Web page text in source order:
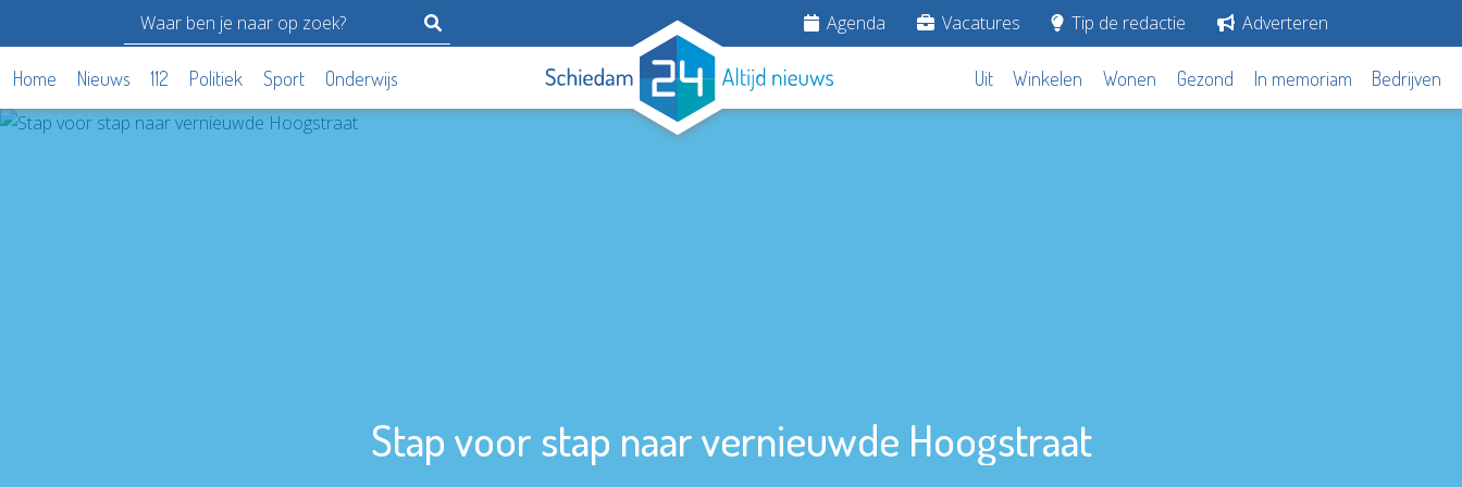
Agenda Vacatures Tip de redactie Adverteren
Home Nieuws 112 Politiek Sport Onderwijs Uit Winkelen Wonen Gezond In memoriam Bedrijven
Stap voor stap naar vernieuwde Hoogstraat